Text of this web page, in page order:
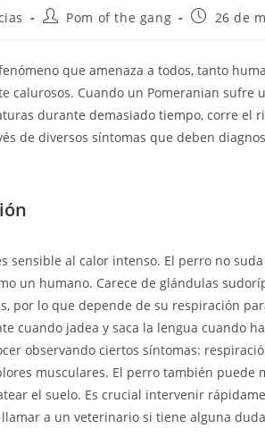
Pom of the gang 26 de
que amenaza a todos, tanto
calurosos. Cuando un Pomeranian sufre
durante demasiado tiempo, corre el
de diversos síntomas que deben
sensible al calor intenso. El perro no
un humano. Carece de glándulas
por lo que depende de su respiración
cuando jadea y saca la lengua cuando
observando ciertos síntomas:
musculares. El perro también puede
el suelo. Es crucial intervenir
a un veterinario si tiene alguna